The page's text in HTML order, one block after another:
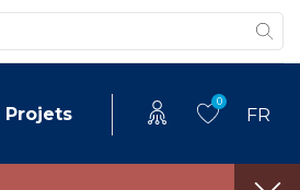
Projets
0
FR